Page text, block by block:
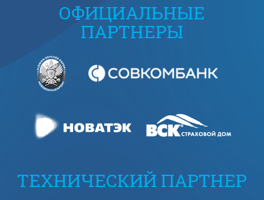
ОФИЦИАЛЬНЫЕ
ПАРТНЕРЫ
ТЕХНИЧЕСКИЙ ПАРТНЕР